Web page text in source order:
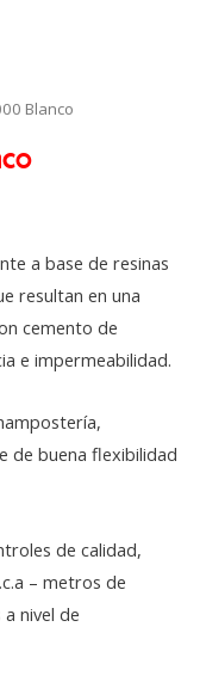
Blanco
a base de resinas
resultan en una
cemento de
e impermeabilidad.
de buena flexibilidad
de calidad,
– metros de
nivel de